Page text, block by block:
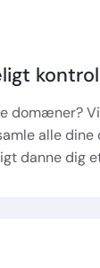
domæner?
alle
danne dig